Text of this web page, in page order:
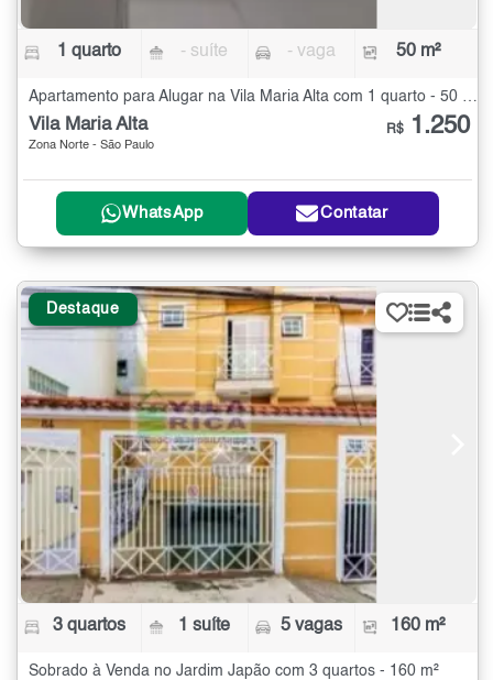
1 quarto - suíte - vaga 50 m²
Vila Maria Alta
Zona Norte - São Paulo
R$ 1.250
WhatsApp Contatar
Destaque
3 quartos 1 suíte 5 vagas 160 m²
Sobrado à Venda no Jardim Japão com 3 quartos - 160 m²